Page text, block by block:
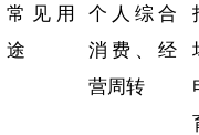
常见用
途
个人综合
消费、经
营周转